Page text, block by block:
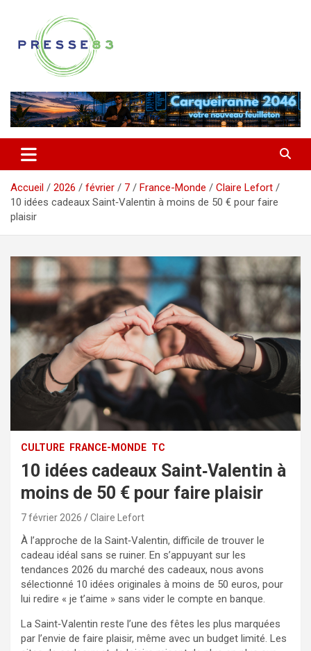
contenu
Presse 83
Accueil 2026 février 7 France-Monde
Claire Lefort
10 idées cadeaux Saint‑Valentin à moins de 50 € pour faire
plaisir
CULTURE FRANCE-MONDE TC
10 idées cadeaux Saint‑Valentin à
moins de 50 € pour faire plaisir
7 février 2026 Claire Lefort
À l’approche de la Saint‑Valentin, difficile de trouver le
cadeau idéal sans se ruiner. En s’appuyant sur les
tendances 2026 du marché des cadeaux, nous avons
sélectionné 10 idées originales à moins de 50 euros, pour
lui redire « je t’aime » sans vider le compte en banque.
La Saint‑Valentin reste l’une des fêtes les plus marquées
par l’envie de faire plaisir, même avec un budget limité. Les